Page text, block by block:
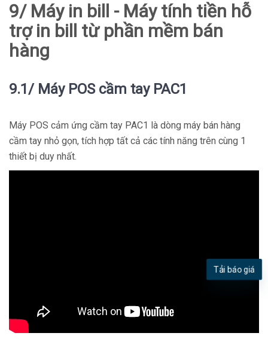
9/ Máy in bill - Máy tính tiền hỗ
trợ in bill từ phần mềm bán
hàng
9.1/ Máy POS cầm tay PAC1
Máy POS cảm ứng cầm tay PAC1 là dòng máy bán hàng
cầm tay nhỏ gọn, tích hợp tất cả các tính năng trên cùng 1
thiết bị duy nhất.
Tải báo giá